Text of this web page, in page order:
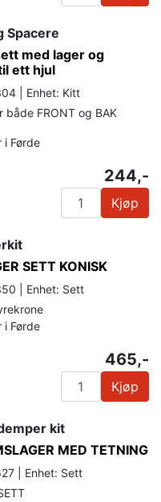
Spacere
med lager og
ett hjul
| Enhet: Kitt
både FRONT og BAK
i Førde
244,-
Kjøp
SETT KONISK
| Enhet: Sett
i Førde
465,-
Kjøp
kit
MED TETNING
| Enhet: Sett